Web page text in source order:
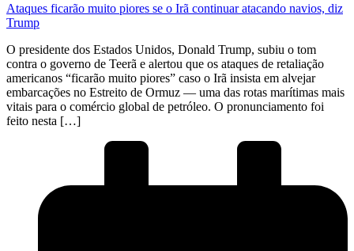
Ataques ficarão muito piores se o Irã continuar atacando navios, diz
Trump
O presidente dos Estados Unidos, Donald Trump, subiu o tom
contra o governo de Teerã e alertou que os ataques de retaliação
americanos “ficarão muito piores” caso o Irã insista em alvejar
embarcações no Estreito de Ormuz — uma das rotas marítimas mais
vitais para o comércio global de petróleo. O pronunciamento foi
feito nesta […]